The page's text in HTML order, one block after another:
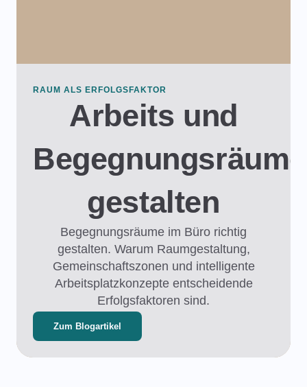
RAUM ALS ERFOLGSFAKTOR
Arbeits und
Begegnungsräume
gestalten​
Begegnungsräume im Büro richtig
gestalten. Warum Raumgestaltung,
Gemeinschaftszonen und intelligente
Arbeitsplatzkonzepte entscheidende
Erfolgsfaktoren sind.
Zum Blogartikel